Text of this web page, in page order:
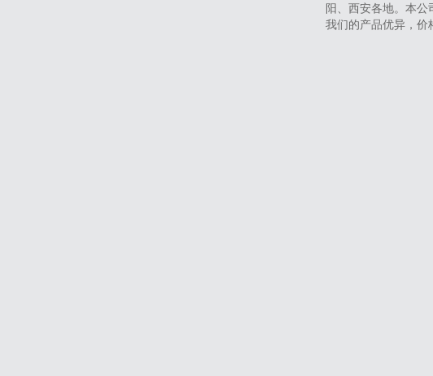
阳、西安各地。本公
我们的产品优异，价